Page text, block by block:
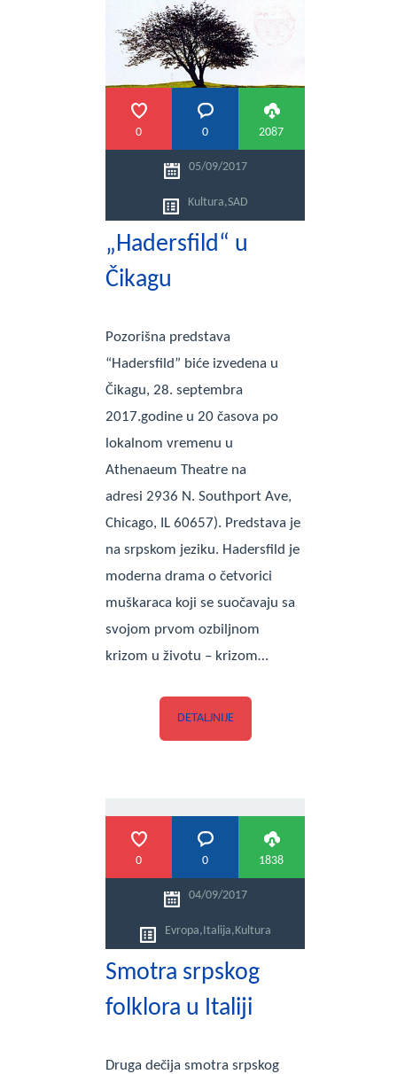
0 0 2087
05/09/2017
Kultura,SAD
„Hadersfild“ u
Čikagu
Pozorišna predstava
“Hadersfild” biće izvedena u
Čikagu, 28. septembra
2017.godine u 20 časova po
lokalnom vremenu u
Athenaeum Theatre na
adresi 2936 N. Southport Ave,
Chicago, IL 60657). Predstava je
na srpskom jeziku. Hadersfild je
moderna drama o četvorici
muškaraca koji se suočavaju sa
svojom prvom ozbiljnom
krizom u životu – krizom…
DETALJNIJE
0 0 1838
04/09/2017
Evropa,Italija,Kultura
Smotra srpskog
folklora u Italiji
Druga dečija smotra srpskog